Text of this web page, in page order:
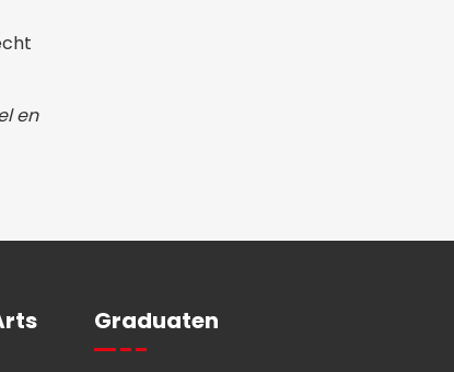
en
Graduaten